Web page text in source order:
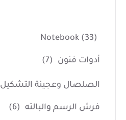
Notebook (33)
أدوات فنون (7)
الصلصال وعجينة التشكيل
فرش الرسم والبالته (6)